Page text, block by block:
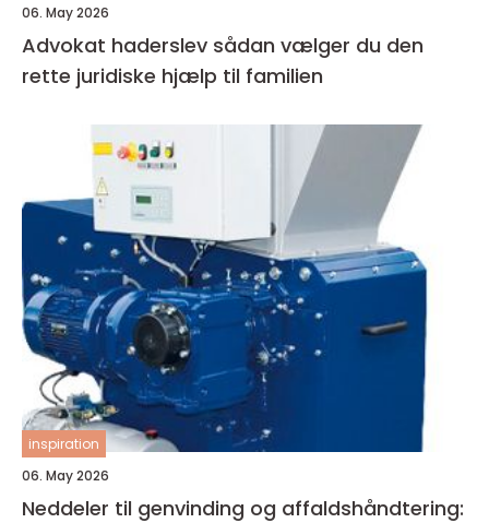
06. May 2026
Advokat haderslev sådan vælger du den
rette juridiske hjælp til familien
inspiration
06. May 2026
Neddeler til genvinding og affaldshåndtering: